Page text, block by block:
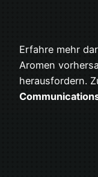
Erfahre mehr
Aromen
herausfordern.